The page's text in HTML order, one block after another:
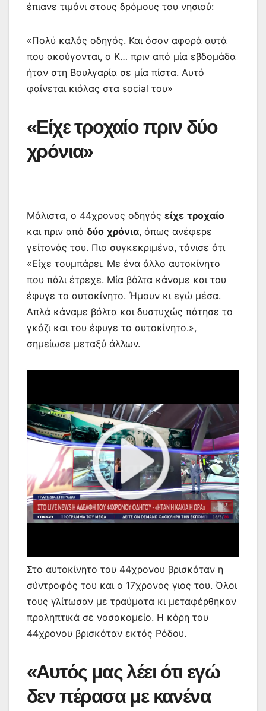
έπιανε τιμόνι στους δρόμους του νησιού:
«Πολύ καλός οδηγός. Και όσον αφορά αυτά
που ακούγονται, ο Κ… πριν από μία εβδομάδα
ήταν στη Βουλγαρία σε μία πίστα. Αυτό
φαίνεται κιόλας στα social του»
«Είχε τροχαίο πριν δύο
χρόνια»
Μάλιστα, ο 44χρονος οδηγός είχε τροχαίο
και πριν από δύο χρόνια, όπως ανέφερε
γείτονάς του. Πιο συγκεκριμένα, τόνισε ότι
«Είχε τουμπάρει. Με ένα άλλο αυτοκίνητο
που πάλι έτρεχε. Μία βόλτα κάναμε και του
έφυγε το αυτοκίνητο. Ήμουν κι εγώ μέσα.
Απλά κάναμε βόλτα και δυστυχώς πάτησε το
γκάζι και του έφυγε το αυτοκίνητο.»,
σημείωσε μεταξύ άλλων.
Στο αυτοκίνητο του 44χρονου βρισκόταν η
σύντροφός του και ο 17χρονος γιος του. Όλοι
τους γλίτωσαν με τραύματα κι μεταφέρθηκαν
προληπτικά σε νοσοκομείο. Η κόρη του
44χρονου βρισκόταν εκτός Ρόδου.
«Αυτός μας λέει ότι εγώ
δεν πέρασα με κανένα